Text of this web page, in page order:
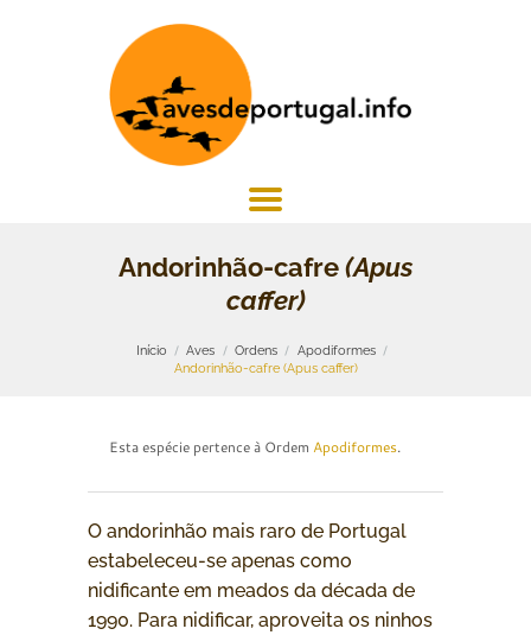
Andorinhão-cafre(Apus
caffer)
Início Aves Ordens
Apodiformes
Andorinhão-cafre (Apus caffer)
Esta espécie pertence à Ordem Apodiformes.
O andorinhão mais raro de Portugal
estabeleceu-se apenas como
nidificante em meados da década de
1990. Para nidificar, aproveita os ninhos